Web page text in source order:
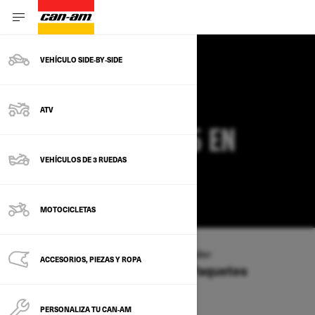
VEHÍCULO SIDE‑BY‑SIDE
ATV
VEHÍCULOS DE 3 RUEDAS
MOTOCICLETAS
ACCESORIOS, PIEZAS Y ROPA
PERSONALIZA TU CAN‑AM
OFERTAS CAN-AM
COMMANDER 2025 EN
OKLAHOMA
Tipo de vehículo / SXS / Commander
Ofertas disponibles en estos Paquetes